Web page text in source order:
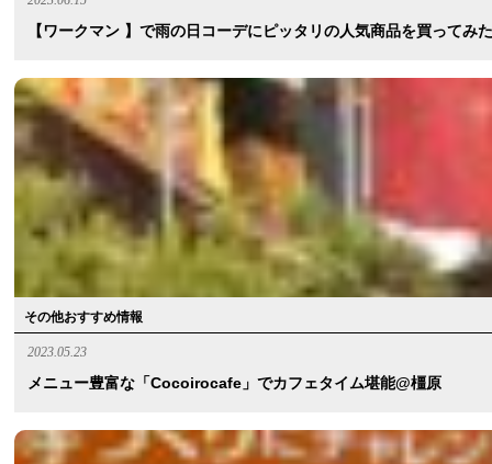
【ワークマン 】で雨の日コーデにピッタリの人気商品を買ってみた
その他おすすめ情報
2023.05.23
メニュー豊富な「Cocoirocafe」でカフェタイム堪能@橿原